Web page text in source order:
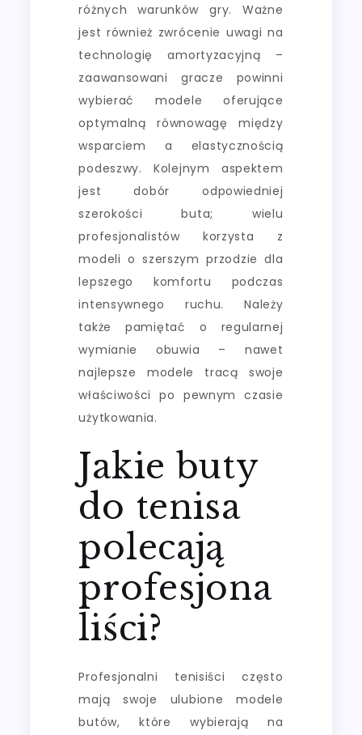
różnych warunków gry. Ważne
jest również zwrócenie uwagi na
technologię amortyzacyjną –
zaawansowani gracze powinni
wybierać modele oferujące
optymalną równowagę między
wsparciem a elastycznością
podeszwy. Kolejnym aspektem
jest dobór odpowiedniej
szerokości buta; wielu
profesjonalistów korzysta z
modeli o szerszym przodzie dla
lepszego komfortu podczas
intensywnego ruchu. Należy
także pamiętać o regularnej
wymianie obuwia – nawet
najlepsze modele tracą swoje
właściwości po pewnym czasie
użytkowania.
Jakie buty
do tenisa
polecają
profesjona
liści?
Profesjonalni tenisiści często
mają swoje ulubione modele
butów, które wybierają na